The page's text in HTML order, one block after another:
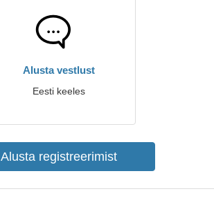
Alusta vestlust
Eesti keeles
Alusta registreerimist